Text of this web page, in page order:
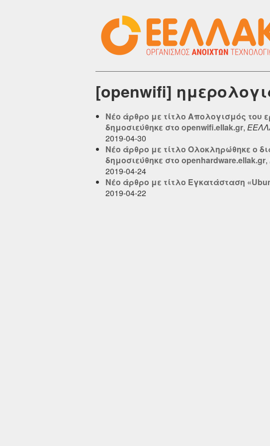
[openwifi]
Νέο άρθρο με τίτλο Απολογισμός του
δημοσιεύθηκε στο openwifi.ellak.gr,
2019-04-30
Νέο άρθρο με τίτλο Ολοκληρώθηκε ο
δημοσιεύθηκε στο openhardware.ellak.gr,
2019-04-24
Νέο άρθρο με τίτλο Εγκατάσταση
2019-04-22